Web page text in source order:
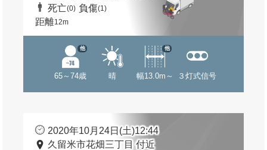
死亡(0) 負傷(1)
距離12m
65～74歳
他
晴 幅13.0m～
他
３灯式信号
2020年10月24日(土)12:44
久留米市花畑三丁目 付近